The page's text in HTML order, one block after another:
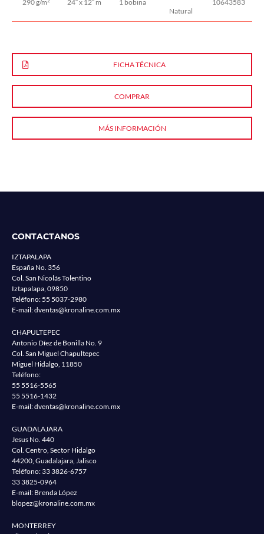
290 g/m 24″ x 12″ m
1 bobina
Natural
10643583
FICHA TÉCNICA
COMPRAR
MÁS INFORMACIÓN
CONTACTANOS
IZTAPALAPA
España No. 356
Col. San Nicolás Tolentino
Iztapalapa, 09850
Teléfono:55 5037-2980
E-mail:dventas@kronaline.com.mx
CHAPULTEPEC
Antonio Díez de Bonilla No. 9
Col. San Miguel Chapultepec
Miguel Hidalgo, 11850
Teléfono:
55 5516-5565
55 5516-1432
E-mail:dventas@kronaline.com.mx
GUADALAJARA
Jesus No. 440
Col. Centro, Sector Hidalgo
44200, Guadalajara, Jalisco
Teléfono: 33 3826-6757
33 3825-0964
E-mail: Brenda López
blopez@kronaline.com.mx
MONTERREY